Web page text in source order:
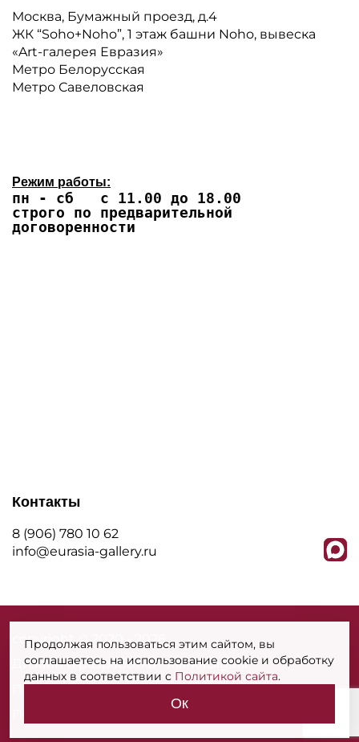
Москва, Бумажный проезд, д.4
ЖК “Soho+Noho”, 1 этаж башни Noho, вывеска
«Art-галерея Евразия»
Метро Белорусская
Метро Савеловская
Режим работы:
пн - сб с 11.00 до 18.00
строго по предварительной
договоренности
Контакты
8 (906) 780 10 62
info@eurasia-gallery.ru
сopyright © 2020 - 2026
Дизайн и разработка - MarkaDigital
Политика конфиденциальности
Продолжая пользоваться этим сайтом, вы
соглашаетесь на использование cookie и обработку
данных в соответствии с Политикой сайта.
Ок